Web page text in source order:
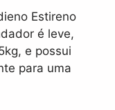
Estireno
é leve,
e possui
para uma